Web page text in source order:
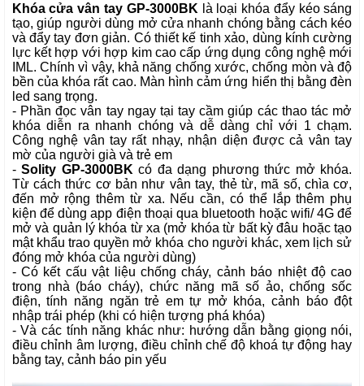
Khóa cửa vân tay GP-3000BK là loại khóa đẩy kéo sáng
tạo, giúp người dùng mở cửa nhanh chóng bằng cách kéo
và đẩy tay đơn giản. Có thiết kế tinh xảo, dùng kính cường
lực kết hợp với hợp kim cao cấp ứng dụng công nghệ mới
IML. Chính vì vậy, khả năng chống xước, chống mòn và độ
bền của khóa rất cao. Màn hình cảm ứng hiển thị bằng đèn
led sang trọng.
- Phần đọc vân tay ngay tại tay cầm giúp các thao tác mở
khóa diễn ra nhanh chóng và dễ dàng chỉ với 1 chạm.
Công nghệ vân tay rất nhạy, nhận diện được cả vân tay
mờ của người già và trẻ em
-Solity GP-3000BK có đa dạng phương thức mở khóa.
Từ cách thức cơ bản như vân tay, thẻ từ, mã số, chìa cơ,
đến mở rộng thêm từ xa. Nếu cần, có thể lắp thêm phụ
kiện để dùng app điện thoại qua bluetooth hoặc wifi/ 4G để
mở và quản lý khóa từ xa (mở khóa từ bất kỳ đâu hoặc tạo
mật khẩu trao quyền mở khóa cho người khác, xem lịch sử
đóng mở khóa của người dùng)
- Có kết cấu vật liệu chống cháy, cảnh báo nhiệt độ cao
trong nhà (báo cháy), chức năng mã số ảo, chống sốc
điện, tính năng ngăn trẻ em tự mở khóa, cảnh báo đột
nhập trái phép (khi có hiện tượng phá khóa)
- Và các tính năng khác như: hướng dẫn bằng giọng nói,
điều chỉnh âm lượng, điều chỉnh chế độ khoá tự động hay
bằng tay, cảnh báo pin yếu